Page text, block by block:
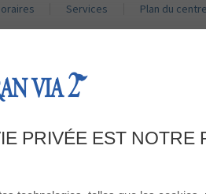
Services Plan du centre
SYSTEM AT
PRIVÉE EST NOTRE